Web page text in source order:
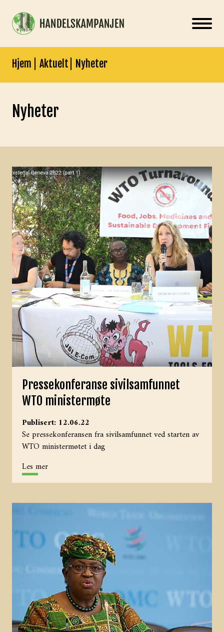
Hjem Aktuelt Nyheter
Nyheter
Pressekonferanse sivilsamfunnet
WTO ministermøte
Publisert: 12.06.22
Se pressekonferansen fra sivilsamfunnet ved starten av
WTO ministermøtet i dag
Les mer